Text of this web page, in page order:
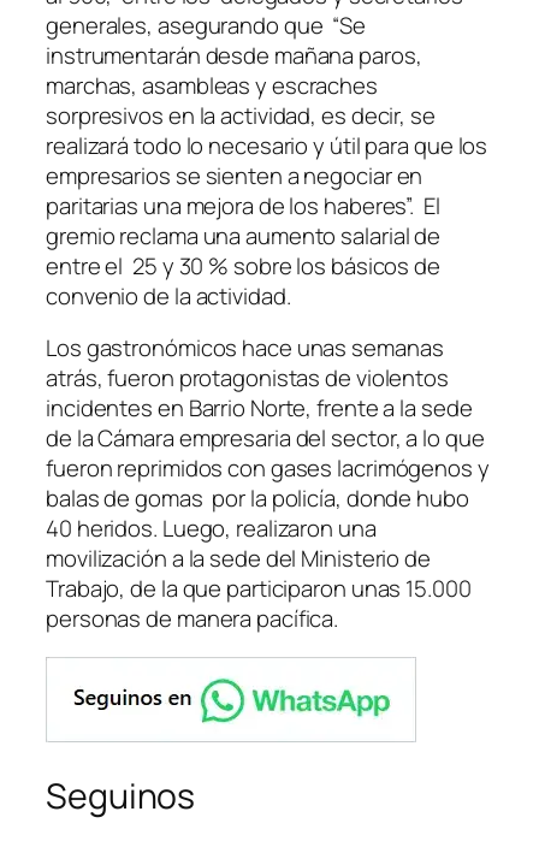
generales, asegurando que “Se
instrumentarán desde mañana paros,
marchas, asambleas y escraches
sorpresivos en la actividad, es decir, se
realizará todo lo necesario y útil para que los
empresarios se sienten a negociar en
paritarias una mejora de los haberes”. El
gremio reclama una aumento salarial de
entre el 25 y 30 % sobre los básicos de
convenio de la actividad.
Los gastronómicos hace unas semanas
atrás, fueron protagonistas de violentos
incidentes en Barrio Norte, frente a la sede
de la Cámara empresaria del sector, a lo que
fueron reprimidos con gases lacrimógenos y
balas de gomas por la policía, donde hubo
40 heridos. Luego, realizaron una
movilización a la sede del Ministerio de
Trabajo, de la que participaron unas 15.000
personas de manera pacífica.
Seguinos